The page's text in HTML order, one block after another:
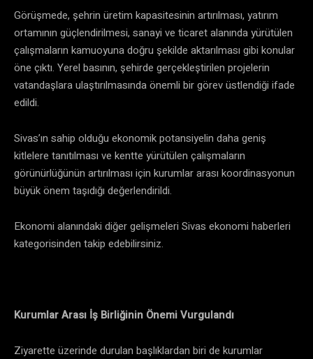
Görüşmede, şehrin üretim kapasitesinin artırılması, yatırım
ortamının güçlendirilmesi, sanayi ve ticaret alanında yürütülen
çalışmaların kamuoyuna doğru şekilde aktarılması gibi konular
öne çıktı. Yerel basının, şehirde gerçekleştirilen projelerin
vatandaşlara ulaştırılmasında önemli bir görev üstlendiği ifade
edildi.
Sivas’ın sahip olduğu ekonomik potansiyelin daha geniş
kitlelere tanıtılması ve kentte yürütülen çalışmaların
görünürlüğünün artırılması için kurumlar arası koordinasyonun
büyük önem taşıdığı değerlendirildi.
Ekonomi alanındaki diğer gelişmeleri Sivas ekonomi haberleri
kategorisinden takip edebilirsiniz.
Kurumlar Arası İş Birliğinin Önemi Vurgulandı
Ziyarette üzerinde durulan başlıklardan biri de kurumlar